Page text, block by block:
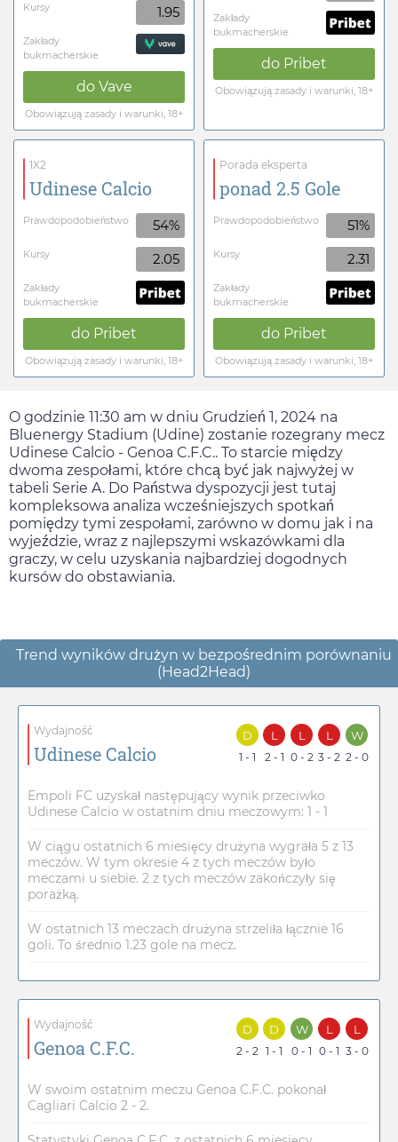
Kursy 1.95
Zakłady
bukmacherskie
do Vave
Obowiązują zasady i warunki, 18+
Zakłady
bukmacherskie
do Pribet
Obowiązują zasady i warunki, 18+
1X2
Udinese Calcio
Prawdopodobieństwo 54%
Kursy 2.05
Zakłady
bukmacherskie
do Pribet
Obowiązują zasady i warunki, 18+
Porada eksperta
ponad 2.5 Gole
Prawdopodobieństwo 51%
Kursy 2.31
Zakłady
bukmacherskie
do Pribet
Obowiązują zasady i warunki, 18+
O godzinie 11:30 am w dniu Grudzień 1, 2024 na
Bluenergy Stadium (Udine) zostanie rozegrany mecz
Udinese Calcio - Genoa C.F.C.. To starcie między
dwoma zespołami, które chcą być jak najwyżej w
tabeli Serie A. Do Państwa dyspozycji jest tutaj
kompleksowa analiza wcześniejszych spotkań
pomiędzy tymi zespołami, zarówno w domu jak i na
wyjeździe, wraz z najlepszymi wskazówkami dla
graczy, w celu uzyskania najbardziej dogodnych
kursów do obstawiania.
Trend wyników drużyn w bezpośrednim porównaniu
(Head2Head)
Wydajność
Udinese Calcio
D
1 - 1
L
2 - 1
L
0 - 2
L
3 - 2
W
2 - 0
Empoli FC uzyskał następujący wynik przeciwko
Udinese Calcio w ostatnim dniu meczowym: 1 - 1
W ciągu ostatnich 6 miesięcy drużyna wygrała 5 z 13
meczów. W tym okresie 4 z tych meczów było
meczami u siebie. 2 z tych meczów zakończyły się
porażką.
W ostatnich 13 meczach drużyna strzeliła łącznie 16
goli. To średnio 1.23 gole na mecz.
Wydajność
Genoa C.F.C.
D
2 - 2
D
1 - 1
W
0 - 1
L
0 - 1
L
3 - 0
W swoim ostatnim meczu Genoa C.F.C. pokonał
Cagliari Calcio 2 - 2.